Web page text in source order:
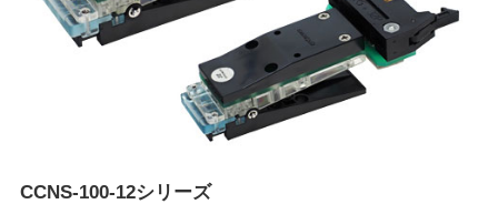
CCNS-100-12シリーズ